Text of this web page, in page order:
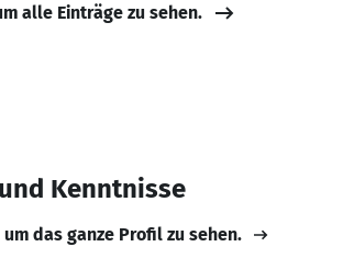
alle Einträge zu sehen.
Kenntnisse
das ganze Profil zu sehen.